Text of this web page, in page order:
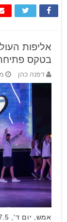
אליפות
בטקס
דפנה כהן